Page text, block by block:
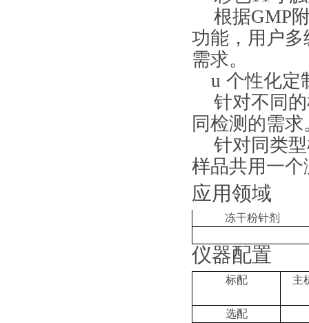
根据GMP
功能，用户
需求。
u 个性化定
针对不同
同检测的需求
针对同类
样品共用一个
应用领域
冻干粉针剂
仪器配置
标配 主
选配